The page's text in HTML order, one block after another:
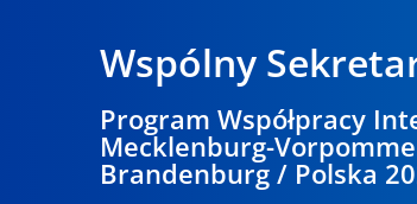
Wspólny
Program Współpracy
Mecklenburg-
Brandenburg / Polska